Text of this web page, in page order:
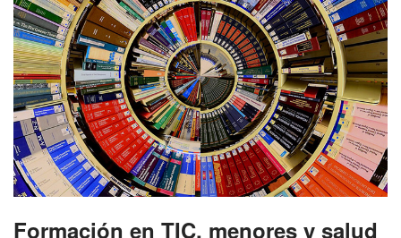
Formación en TIC, menores y salud